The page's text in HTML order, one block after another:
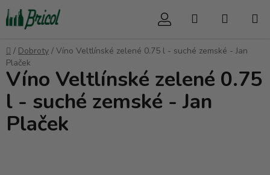
Prejsť
na
obsah
Hľadať
Domov
/ Dobroty / Víno Veltlínské zelené 0.75 l - suché zemské - Jan
Plaček
Víno Veltlínské zelené 0.75
l - suché zemské - Jan
Plaček